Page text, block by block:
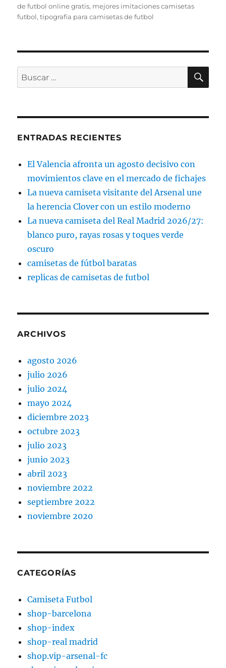
el
de futbol online gratis, mejores imitaciones camisetas
futbol,tipografia para camisetas de futbol
Buscar
por:
ENTRADAS RECIENTES
El Valencia afronta un agosto decisivo con
movimientos clave en el mercado de fichajes
La nueva camiseta visitante del Arsenal une
la herencia Clover con un estilo moderno
La nueva camiseta del Real Madrid 2026/27:
blanco puro, rayas rosas y toques verde
oscuro
camisetas de fútbol baratas
replicas de camisetas de futbol
ARCHIVOS
agosto 2026
julio 2026
julio 2024
mayo 2024
diciembre 2023
octubre 2023
julio 2023
junio 2023
abril 2023
noviembre 2022
septiembre 2022
noviembre 2020
CATEGORÍAS
Camiseta Futbol
shop-barcelona
shop-index
shop-real madrid
shop.vip-arsenal-fc